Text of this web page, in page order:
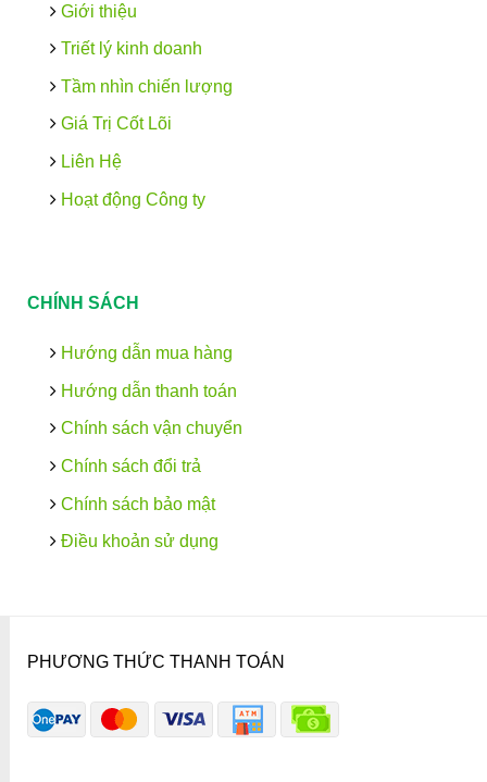
Giới thiệu
Triết lý kinh doanh
Tầm nhìn chiến lượng
Giá Trị Cốt Lõi
Liên Hệ
Hoạt động Công ty
CHÍNH SÁCH
Hướng dẫn mua hàng
Hướng dẫn thanh toán
Chính sách vận chuyển
Chính sách đổi trả
Chính sách bảo mật
Điều khoản sử dụng
PHƯƠNG THỨC THANH TOÁN